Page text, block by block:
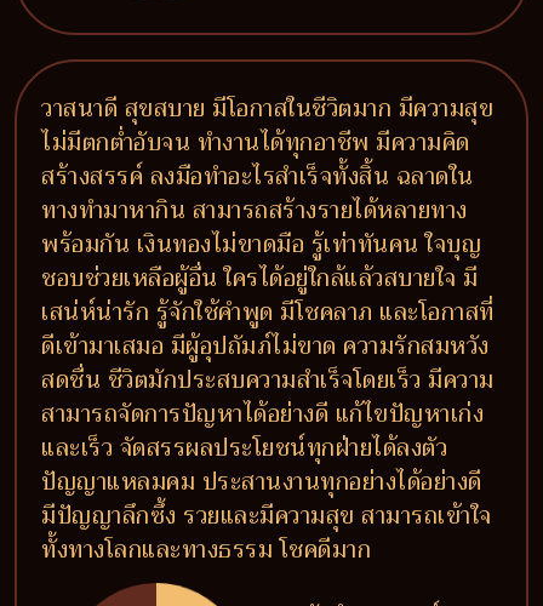
วาสนาดี สุขสบาย มีโอกาสในชีวิตมาก มีความสุข
ไม่มีตกต่ำอับจน ทำงานได้ทุกอาชีพ มีความคิด
สร้างสรรค์ ลงมือทำอะไรสำเร็จทั้งสิ้น ฉลาดใน
ทางทำมาหากิน สามารถสร้างรายได้หลายทาง
พร้อมกัน เงินทองไม่ขาดมือ รู้เท่าทันคน ใจบุญ
ชอบช่วยเหลือผู้อื่น ใครได้อยู่ใกล้แล้วสบายใจ มี
เสน่ห์น่ารัก รู้จักใช้คำพูด มีโชคลาภ และโอกาสที่
ดีเข้ามาเสมอ มีผู้อุปถัมภ์ไม่ขาด ความรักสมหวัง
สดชื่น ชีวิตมักประสบความสำเร็จโดยเร็ว มีความ
สามารถจัดการปัญหาได้อย่างดี แก้ไขปัญหาเก่ง
และเร็ว จัดสรรผลประโยชน์ทุกฝ่ายได้ลงตัว
ปัญญาแหลมคม ประสานงานทุกอย่างได้อย่างดี
มีปัญญาลึกซึ้ง รวยและมีความสุข สามารถเข้าใจ
ทั้งทางโลกและทางธรรม โชคดีมาก